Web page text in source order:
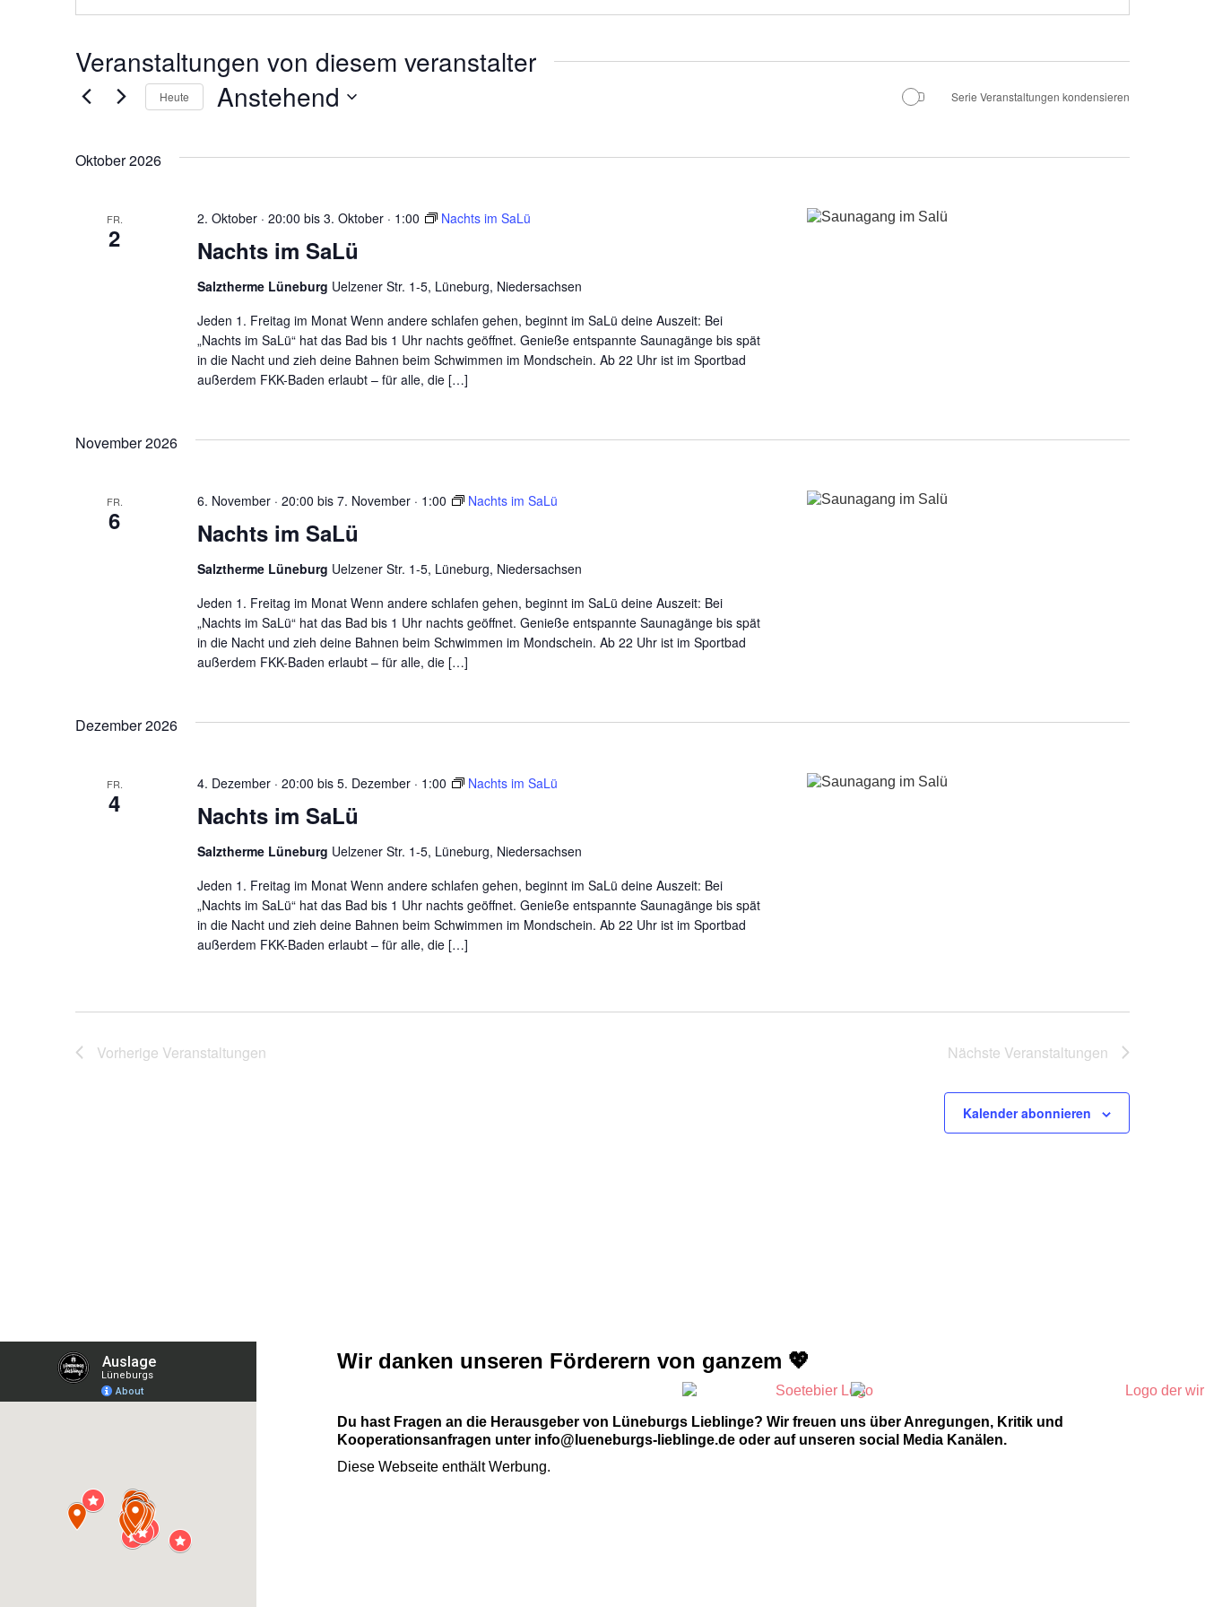
Veranstaltungen von diesem veranstalter
Heute Anstehend Serie Veranstaltungen kondensieren
Oktober 2026
FR.
2 Nachts im SaLü
2. Oktober · 20:00 bis 3. Oktober · 1:00 Nachts im SaLü
Salztherme Lüneburg Uelzener Str. 1-5, Lüneburg, Niedersachsen
Jeden 1. Freitag im Monat Wenn andere schlafen gehen, beginnt im SaLü deine Auszeit: Bei
„Nachts im SaLü“ hat das Bad bis 1 Uhr nachts geöffnet. Genieße entspannte Saunagänge bis spät
in die Nacht und zieh deine Bahnen beim Schwimmen im Mondschein. Ab 22 Uhr ist im Sportbad
außerdem FKK-Baden erlaubt – für alle, die […]
November 2026
FR.
6 Nachts im SaLü
6. November · 20:00 bis 7. November · 1:00 Nachts im SaLü
Salztherme Lüneburg Uelzener Str. 1-5, Lüneburg, Niedersachsen
Jeden 1. Freitag im Monat Wenn andere schlafen gehen, beginnt im SaLü deine Auszeit: Bei
„Nachts im SaLü“ hat das Bad bis 1 Uhr nachts geöffnet. Genieße entspannte Saunagänge bis spät
in die Nacht und zieh deine Bahnen beim Schwimmen im Mondschein. Ab 22 Uhr ist im Sportbad
außerdem FKK-Baden erlaubt – für alle, die […]
Dezember 2026
FR.
4 Nachts im SaLü
4. Dezember · 20:00 bis 5. Dezember · 1:00 Nachts im SaLü
Salztherme Lüneburg Uelzener Str. 1-5, Lüneburg, Niedersachsen
Jeden 1. Freitag im Monat Wenn andere schlafen gehen, beginnt im SaLü deine Auszeit: Bei
„Nachts im SaLü“ hat das Bad bis 1 Uhr nachts geöffnet. Genieße entspannte Saunagänge bis spät
in die Nacht und zieh deine Bahnen beim Schwimmen im Mondschein. Ab 22 Uhr ist im Sportbad
außerdem FKK-Baden erlaubt – für alle, die […]
Vorherige Veranstaltungen Nächste Veranstaltungen
Kalender abonnieren
Wir danken unseren Förderern von ganzem 💖
Du hast Fragen an die Herausgeber von Lüneburgs Lieblinge? Wir freuen uns über Anregungen, Kritik und
Kooperationsanfragen unter info@lueneburgs-lieblinge.de oder auf unseren social Media Kanälen.
Diese Webseite enthält Werbung.